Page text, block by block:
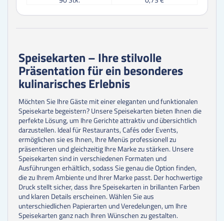
150Stk.
0,61 €
225Stk.
0,57 €
250Stk.
0,53 €
300Stk.
350Stk.
400Stk.
0,47 €
450Stk.
0,47 €
500 Stk. 0,47 €
Speisekarten – Ihre stilvolle
Präsentation für ein besonderes
kulinarisches Erlebnis
Möchten Sie Ihre Gäste mit einer eleganten und funktionalen
Speisekarte begeistern? Unsere Speisekarten bieten Ihnen die
perfekte Lösung, um Ihre Gerichte attraktiv und übersichtlich
darzustellen. Ideal für Restaurants, Cafés oder Events,
ermöglichen sie es Ihnen, Ihre Menüs professionell zu
präsentieren und gleichzeitig Ihre Marke zu stärken. Unsere
Speisekarten sind in verschiedenen Formaten und
Ausführungen erhältlich, sodass Sie genau die Option finden,
die zu Ihrem Ambiente und Ihrer Marke passt. Der hochwertige
Druck stellt sicher, dass Ihre Speisekarten in brillanten Farben
und klaren Details erscheinen. Wählen Sie aus
unterschiedlichen Papierarten und Veredelungen, um Ihre
Speisekarten ganz nach Ihren Wünschen zu gestalten.